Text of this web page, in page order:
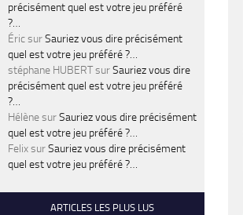
précisément quel est votre jeu préféré
?…
ÉricsurSauriez vous dire précisément
quel est votre jeu préféré ?…
stéphane HUBERTsurSauriez vous dire
précisément quel est votre jeu préféré
?…
HélènesurSauriez vous dire précisément
quel est votre jeu préféré ?…
FelixsurSauriez vous dire précisément
quel est votre jeu préféré ?…
ARTICLES LES PLUS LUS